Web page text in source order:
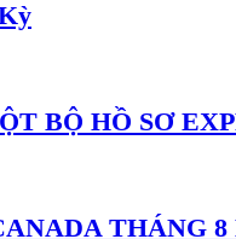
BỘ HỒ SƠ
THÁNG 8